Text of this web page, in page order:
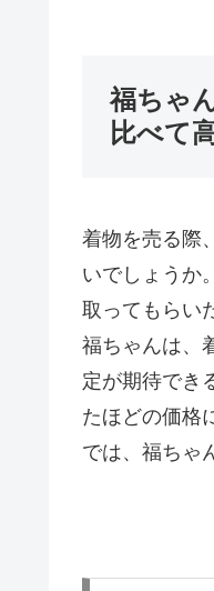
福ちゃ
比べて
着物を売る際
いでしょうか
取ってもらい
福ちゃんは、
定が期待でき
たほどの価格
では、福ちゃ